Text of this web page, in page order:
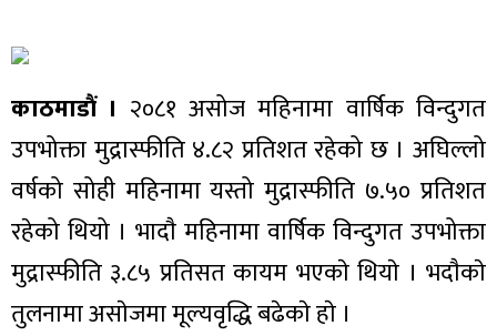
काठमाडौं । २०८१ असोज महिनामा वार्षिक विन्दुगत
उपभोक्ता मुद्रास्फीति ४.८२ प्रतिशत रहेको छ । अघिल्लो
वर्षको सोही महिनामा यस्तो मुद्रास्फीति ७.५० प्रतिशत
रहेको थियो । भादाै महिनामा वार्षिक विन्दुगत उपभोक्ता
मुद्रास्फीति ३.८५ प्रतिसत कायम भएकाे थियाे । भदाैकाे
तुलनामा असाेजमा मूल्यवृद्धि बढेकाे हाे ।